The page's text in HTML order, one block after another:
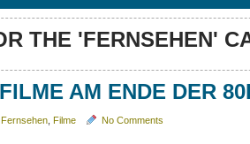
THE 'FERNSEHEN'
AM ENDE DER
Fernsehen, Filme No Comments